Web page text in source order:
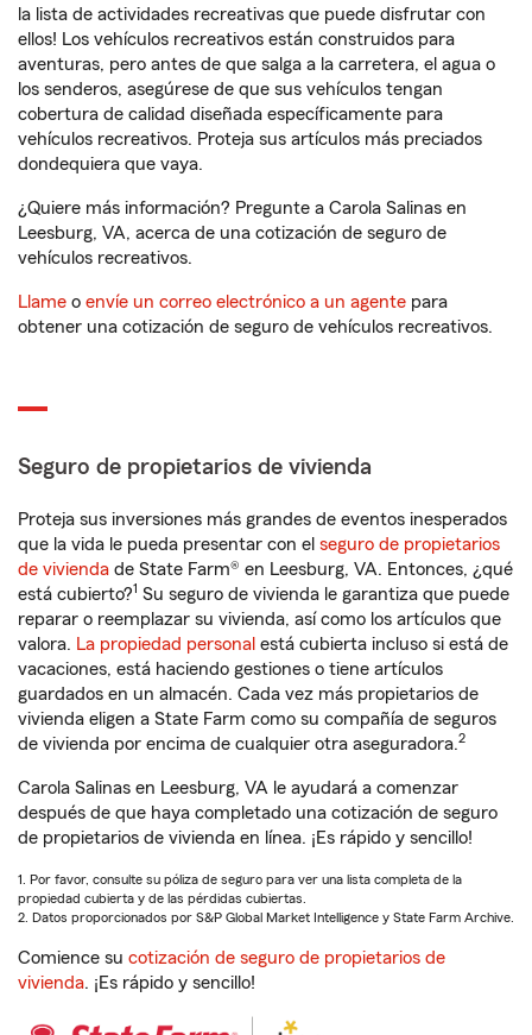
la lista de actividades recreativas que puede disfrutar con
ellos! Los vehículos recreativos están construidos para
aventuras, pero antes de que salga a la carretera, el agua o
los senderos, asegúrese de que sus vehículos tengan
cobertura de calidad diseñada específicamente para
vehículos recreativos. Proteja sus artículos más preciados
dondequiera que vaya.
¿Quiere más información? Pregunte a Carola Salinas en
Leesburg, VA, acerca de una cotización de seguro de
vehículos recreativos.
Llame o envíe un correo electrónico a un agente para
obtener una cotización de seguro de vehículos recreativos.
Seguro de propietarios de vivienda
Proteja sus inversiones más grandes de eventos inesperados
que la vida le pueda presentar con el seguro de propietarios
de vivienda de State Farm® en Leesburg, VA. Entonces, ¿qué
está cubierto?1 Su seguro de vivienda le garantiza que puede
reparar o reemplazar su vivienda, así como los artículos que
valora. La propiedad personal está cubierta incluso si está de
vacaciones, está haciendo gestiones o tiene artículos
guardados en un almacén. Cada vez más propietarios de
vivienda eligen a State Farm como su compañía de seguros
de vivienda por encima de cualquier otra aseguradora.2
Carola Salinas en Leesburg, VA le ayudará a comenzar
después de que haya completado una cotización de seguro
de propietarios de vivienda en línea. ¡Es rápido y sencillo!
1. Por favor, consulte su póliza de seguro para ver una lista completa de la
propiedad cubierta y de las pérdidas cubiertas.
2. Datos proporcionados por S&P Global Market Intelligence y State Farm Archive.
Comience su cotización de seguro de propietarios de
vivienda. ¡Es rápido y sencillo!